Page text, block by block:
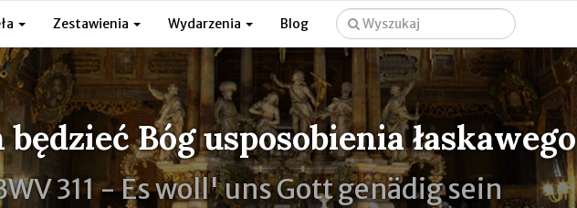
Zestawienia Wydarzenia Blog
Bóg usposobienia łaskawego
311 -Es woll' uns Gott genädig sein